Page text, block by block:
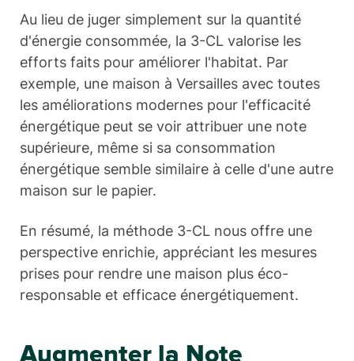
Au lieu de juger simplement sur la quantité
d'énergie consommée, la 3-CL valorise les
efforts faits pour améliorer l'habitat. Par
exemple, une maison à Versailles avec toutes
les améliorations modernes pour l'efficacité
énergétique peut se voir attribuer une note
supérieure, même si sa consommation
énergétique semble similaire à celle d'une autre
maison sur le papier.
En résumé, la méthode 3-CL nous offre une
perspective enrichie, appréciant les mesures
prises pour rendre une maison plus éco-
responsable et efficace énergétiquement.
Augmenter la Note